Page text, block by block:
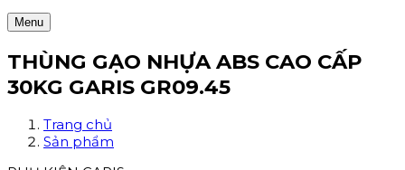
Menu
THÙNG GẠO NHỰA ABS CAO CẤP
30KG GARIS GR09.45
Trang chủ
Sản phẩm